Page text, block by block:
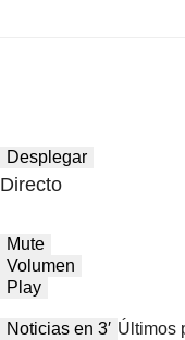
Desplegar
Directo
Mute
Volumen
Play
Noticias en 3′ Últimos